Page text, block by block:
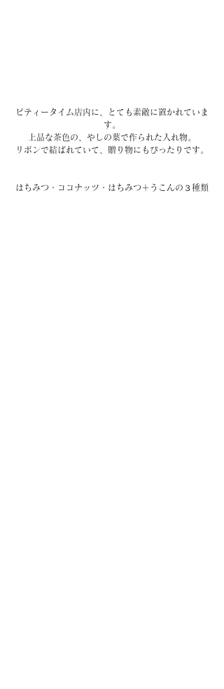
ピティータイム店内に、とても素敵に置かれていま
す。
上品な茶色の、やしの葉で作られた入れ物。
リボンで結ばれていて、贈り物にもぴったりです。
はちみつ・ココナッツ・はちみつ＋うこんの３種類